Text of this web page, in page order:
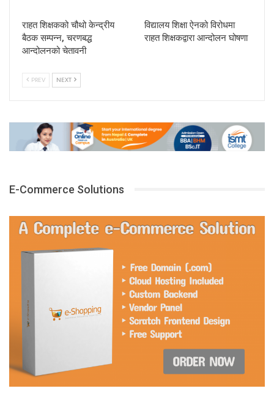
राहत शिक्षकको चौथो केन्द्रीय
बैठक सम्पन्न, चरणबद्ध
आन्दोलनको चेतावनी
विद्यालय शिक्षा ऐनको विरोधमा
राहत शिक्षकद्वारा आन्दोलन घोषणा
PREV NEXT
E-Commerce Solutions